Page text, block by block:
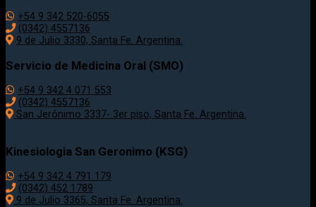
+54 9 342 520-6055
(0342) 4557136
9 de Julio 3330, Santa Fe. Argentina.
Servicio de Medicina Oral (SMO)
+54 9 342 4 071 553
(0342) 4557136
San Jerónimo 3337- 3er piso, Santa Fe. Argentina.
Kinesiologia San Geronimo (KSG)
+54 9 342 4 791 179
(0342) 452 1789
9 de Julio 3365, Santa Fe. Argentina.